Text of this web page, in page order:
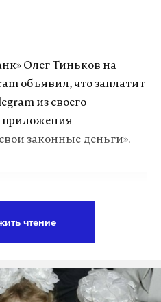
Олег Тиньков на
объявил, что заплатит
из своего
приложения
законные деньги».
,Дзен
VK
чтение